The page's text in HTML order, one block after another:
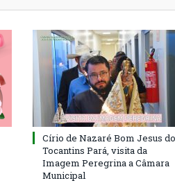
Círio de Nazaré Bom Jesus do
Tocantins Pará, visita da
Imagem Peregrina a Câmara
Municipal